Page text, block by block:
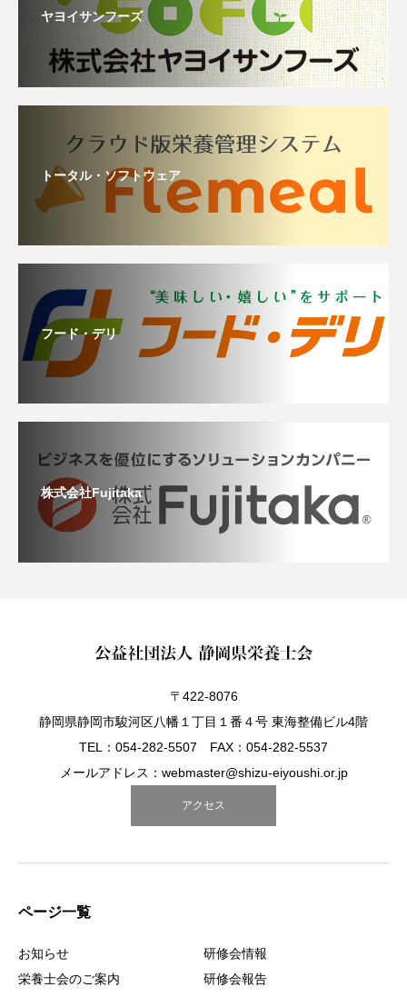
ヤヨイサンフーズ
トータル・ソフトウェア
フード・デリ
株式会社Fujitaka
〒422-8076
静岡県静岡市駿河区八幡１丁目１番４号 東海整備ビル4階
TEL：054-282-5507 FAX：054-282-5537
メールアドレス：webmaster@shizu-eiyoushi.or.jp
アクセス
ページ一覧
お知らせ
栄養士会のご案内
研修会情報
研修会報告